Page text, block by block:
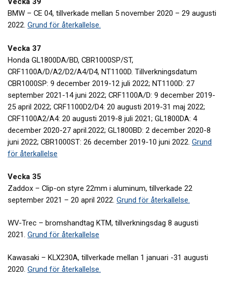
BMW – CE 04, tillverkade mellan 5 november 2020 – 29 augusti
2022. Grund för återkallelse.
Vecka 37
Honda GL1800DA/BD, CBR1000SP/ST,
CRF1100A/D/A2/D2/A4/D4, NT1100D. Tillverkningsdatum
CBR1000SP: 9 december 2019-12 juli 2022; NT1100D: 27
september 2021-14 juni 2022; CRF1100A/D: 9 december 2019-
25 april 2022; CRF1100D2/D4: 20 augusti 2019-31 maj 2022;
CRF1100A2/A4: 20 augusti 2019-8 juli 2021; GL1800DA: 4
december 2020-27 april.2022; GL1800BD: 2 december 2020-8
juni 2022; CBR1000ST: 26 december 2019-10 juni 2022. Grund
för återkallelse
Vecka 35
Zaddox – Clip-on styre 22mm i aluminum, tillverkade 22
september 2021 – 20 april 2022. Grund för återkallelse.
WV-Trec – bromshandtag KTM, tillverkningsdag 8 augusti
2021. Grund för återkallelse
Kawasaki – KLX230A, tillverkade mellan 1 januari -31 augusti
2020. Grund för återkallelse.